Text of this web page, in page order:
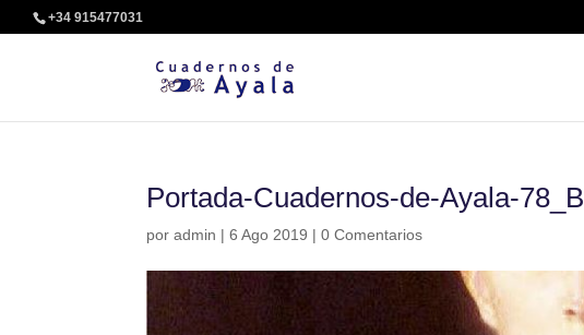
+34 915477031
Portada-Cuadernos-de-Ayala-78_B
poradmin |6 Ago 2019 |0 Comentarios